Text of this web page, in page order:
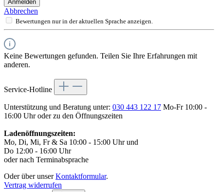
Anmelden
Abbrechen
Bewertungen nur in der aktuellen Sprache anzeigen.
Keine Bewertungen gefunden. Teilen Sie Ihre Erfahrungen mit
anderen.
Service-Hotline
Unterstützung und Beratung unter: 030 443 122 17 Mo-Fr 10:00 -
16:00 Uhr oder zu den Öffnungszeiten
Ladenöffnungszeiten:
Mo, Di, Mi, Fr & Sa 10:00 - 15:00 Uhr und
Do 12:00 - 16:00 Uhr
oder nach Terminabsprache
Oder über unserKontaktformular.
Vertrag widerrufen